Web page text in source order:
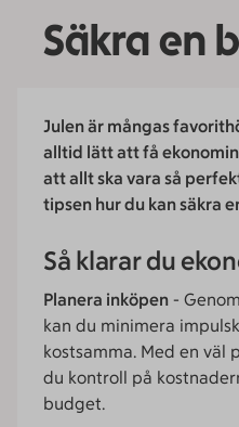
Säkra en
Julen är mångas
alltid lätt att få
att allt ska vara så
tipsen hur du kan säkra
Så klarar du
Planera inköpen -
kan du minimera
kostsamma. Med en väl
du kontroll på
budget.